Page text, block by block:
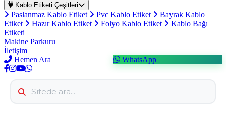
Kablo Etiketi Çeşitleri
Paslanmaz Kablo Etiket Pvc Kablo Etiket
Bayrak Kablo
Etiket
Hazır Kablo Etiket Folyo Kablo Etiket
Kablo Bağı
Etiketi
Makine Parkuru
İletişim
Hemen Ara
WhatsApp